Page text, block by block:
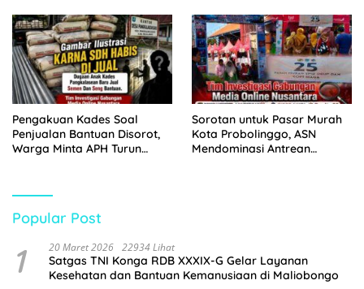
Pengakuan Kades Soal
Penjualan Bantuan Disorot,
Warga Minta APH Turun
Sorotan untuk Pasar Murah
Kota Probolinggo, ASN
Mendominasi Antrean
Popular Post
1 20 Maret 2026 22934 Lihat
Satgas TNI Konga RDB XXXIX-G Gelar Layanan
Kesehatan dan Bantuan Kemanusiaan di Maliobongo